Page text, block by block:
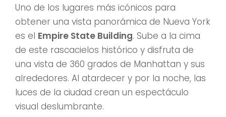
Uno de los lugares más icónicos para
obtener una vista panorámica de Nueva York
es el Empire State Building. Sube a la cima
de este rascacielos histórico y disfruta de
una vista de 360 grados de Manhattan y sus
alrededores. Al atardecer y por la noche, las
luces de la ciudad crean un espectáculo
visual deslumbrante.